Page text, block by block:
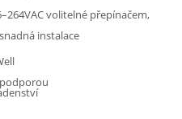
volitelné přepínačem,
instalace